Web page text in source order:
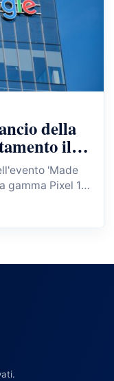
della
il
'Made
gamma Pixel 11,